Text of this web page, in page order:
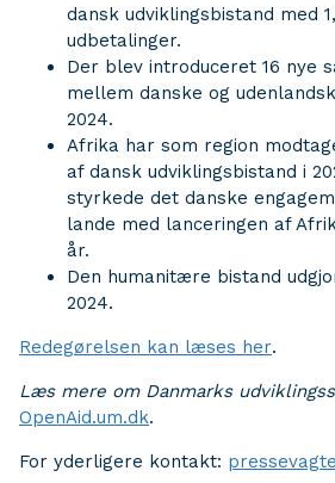
dansk udviklingsbistand med
udbetalinger.
Der blev introduceret 16 nye
mellem danske og
2024.
Afrika har som region
af dansk udviklingsbistand i
styrkede det danske
lande med lanceringen af
år.
Den humanitære bistand
2024.
Redegørelsen kan læses her.
Læs mere om Danmarks
OpenAid.um.dk.
For yderligere kontakt: